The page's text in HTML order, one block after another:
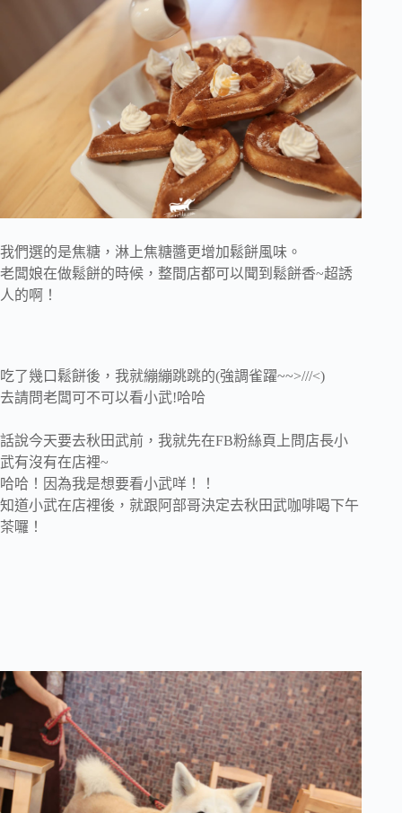
我們選的是焦糖，淋上焦糖醬更增加鬆餅風味。
老闆娘在做鬆餅的時候，整間店都可以聞到鬆餅香~超誘
人的啊！
吃了幾口鬆餅後，我就繃繃跳跳的(強調雀躍~~>///<)
去請問老闆可不可以看小武!哈哈
話說今天要去秋田武前，我就先在FB粉絲頁上問店長小
武有沒有在店裡~
哈哈！因為我是想要看小武咩！！
知道小武在店裡後，就跟阿部哥決定去秋田武咖啡喝下午
茶囉！